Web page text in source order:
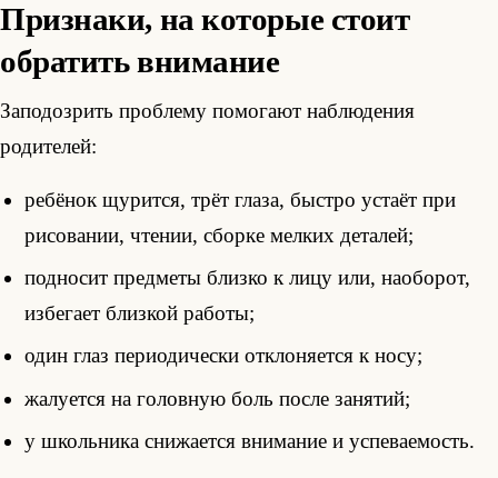
Признаки, на которые стоит
обратить внимание
Заподозрить проблему помогают наблюдения
родителей:
ребёнок щурится, трёт глаза, быстро устаёт при
рисовании, чтении, сборке мелких деталей;
подносит предметы близко к лицу или, наоборот,
избегает близкой работы;
один глаз периодически отклоняется к носу;
жалуется на головную боль после занятий;
у школьника снижается внимание и успеваемость.